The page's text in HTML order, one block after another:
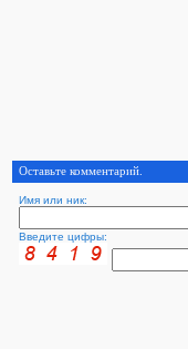
Оставьте комментарий.
Имя или ник:
Введите цифры: